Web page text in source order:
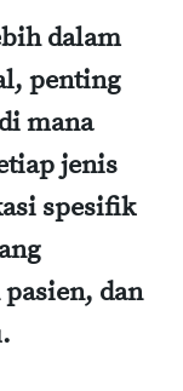
dalam
penting
mana
jenis
spesifik
dan